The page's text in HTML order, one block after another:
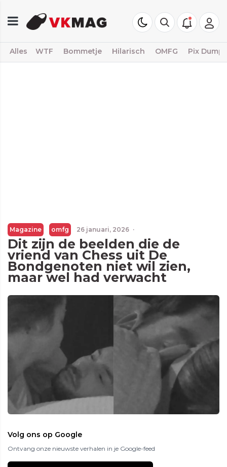
Alles WTF Bommetje Hilarisch OMFG Pix Dump
Magazine omfg 26 januari, 2026 ·
Dit zijn de beelden die de
vriend van Chess uit De
Bondgenoten niet wil zien,
maar wel had verwacht
Volg ons op Google
Ontvang onze nieuwste verhalen in je Google-feed